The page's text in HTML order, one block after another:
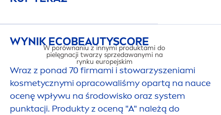
WYNIK ECOBEAUTYSCORE
W porównaniu z innymi produktami do
pielęgnacji twarzy sprzedawanymi na
rynku europejskim
Wraz z ponad 70 firmami i stowarzyszeniami
kosmetycznymi opracowaliśmy opartą na nauce
ocenę wpływu na środowisko oraz system
punktacji. Produkty z oceną "A" należą do